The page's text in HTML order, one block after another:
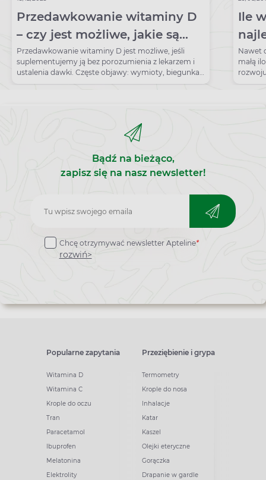
Przedawkowanie witaminy D
– czy jest możliwe, jakie są
objawy?
Przedawkowanie witaminy D jest możliwe, jeśli
suplementujemy ją bez porozumienia z lekarzem i
ustalenia dawki. Częste objawy: wymioty, biegunka,
bóle brzucha.
Ile
Nawet
małą
Bądź na bieżąco,
zapisz się na nasz newsletter!
Zapisz
do
newslettera
Chcę otrzymywać newsletter Apteline*
rozwiń>
Popularne zapytania
Witamina D
Witamina C
Krople do oczu
Tran
Paracetamol
Ibuprofen
Melatonina
Elektrolity
Przeziębienie i grypa
Termometry
Krople do nosa
Inhalacje
Katar
Kaszel
Olejki eteryczne
Gorączka
Drapanie w gardle